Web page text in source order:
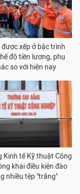
được xếp ở bậc trình
độ tiền lương, phụ
so với hiện nay
Kinh tế Kỹ thuật Công
khai điều kiện đào
nhiều tệp "trắng"